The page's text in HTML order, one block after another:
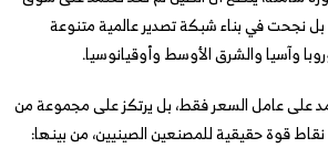
نجحت في بناء شبكة تصدير عالمية متنوعة
وآسيا والشرق الأوسط وأوقيانوسيا.
على عامل السعر فقط، بل يرتكز على مجموعة من
قوة حقيقية للمصنعين الصينيين، من بينها: